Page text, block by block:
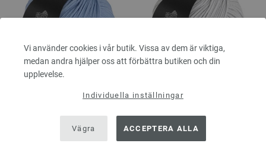
Vi använder cookies i vår butik. Vissa av dem är viktiga,
medan andra hjälper oss att förbättra butiken och din
upplevelse.
Individuella inställningar
Vägra ACCEPTERA ALLA